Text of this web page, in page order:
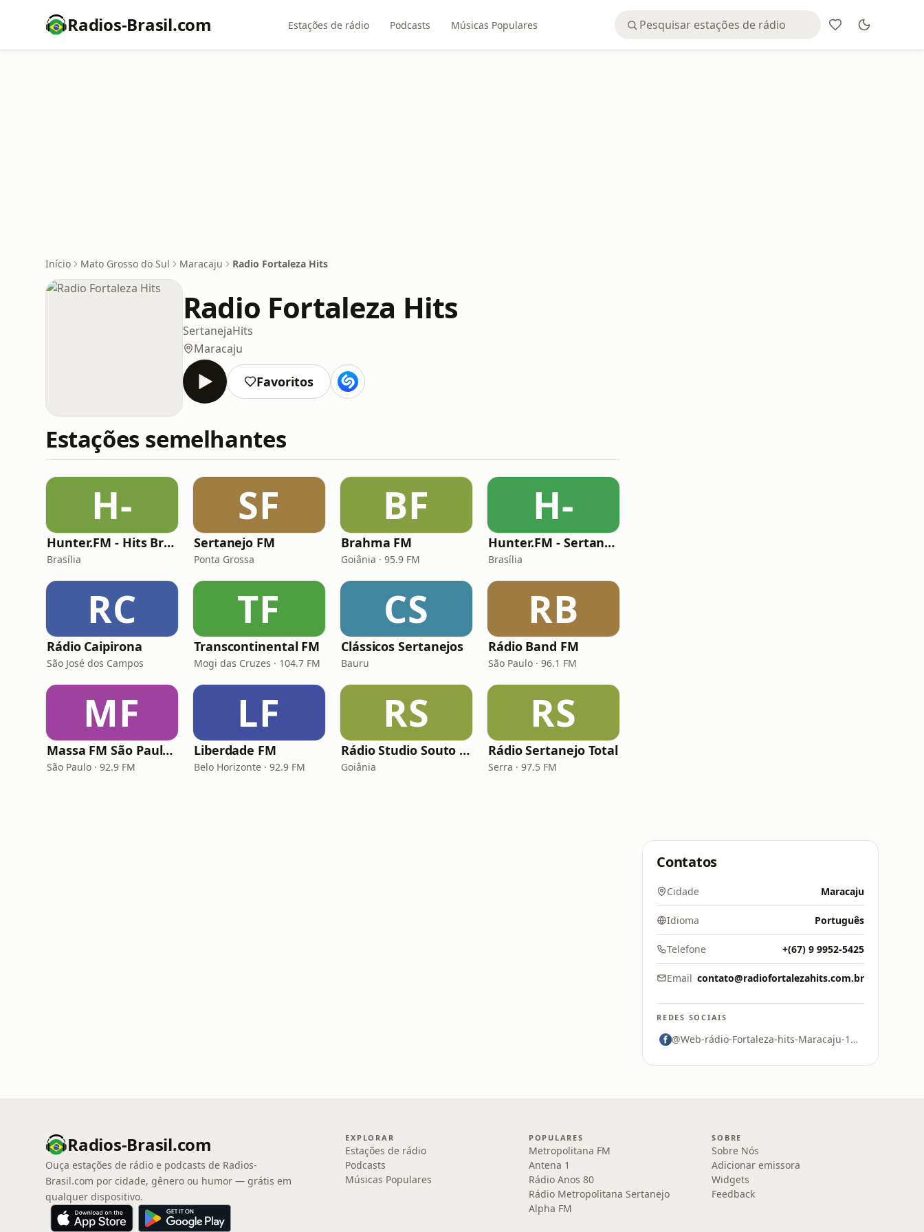
Radios-Brasil.com Estações de rádio Podcasts Músicas Populares
Início Mato Grosso do Sul Maracaju Radio Fortaleza Hits
Radio Fortaleza Hits
SertanejaHits
Maracaju
Favoritos
Estações semelhantes
H-
Hunter.FM - Hits Brasil
Brasília
SF
Sertanejo FM
Ponta Grossa
BF
Brahma FM
Goiânia · 95.9 FM
H-
Hunter.FM - Sertanejo
Brasília
RC
Rádio Caipirona
São José dos Campos
TF
Transcontinental FM
Mogi das Cruzes · 104.7 FM
CS
Clássicos Sertanejos
Bauru
RB
Rádio Band FM
São Paulo · 96.1 FM
MF
Massa FM São Paulo 92.9
São Paulo · 92.9 FM
LF
Liberdade FM
Belo Horizonte · 92.9 FM
RS
Rádio Studio Souto - Sertaneja
Goiânia
RS
Rádio Sertanejo Total
Serra · 97.5 FM
Contatos
Cidade Maracaju
Idioma Português
Telefone +(67) 9 9952-5425
Email contato@radiofortalezahits.com.br
REDES SOCIAIS
@Web-rádio-Fortaleza-hits-Maracaju-105312804928596
Radios-Brasil.com
Ouça estações de rádio e podcasts de Radios-
Brasil.com por cidade, gênero ou humor — grátis em
qualquer dispositivo.
EXPLORAR
Estações de rádio
Podcasts
Músicas Populares
POPULARES
Metropolitana FM
Antena 1
Rádio Anos 80
Rádio Metropolitana Sertanejo
Alpha FM
SOBRE
Sobre Nós
Adicionar emissora
Widgets
Feedback